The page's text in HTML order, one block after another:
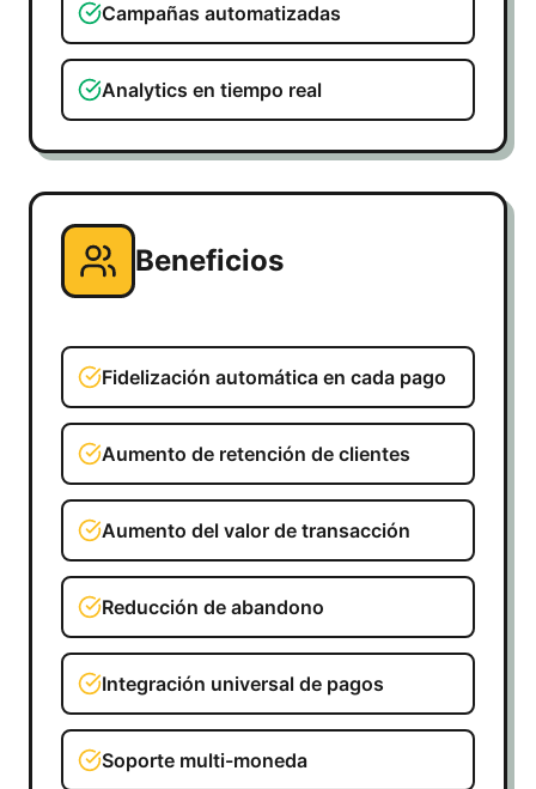
Campañas automatizadas
Analytics en tiempo real
Beneficios
Fidelización automática en cada pago
Aumento de retención de clientes
Aumento del valor de transacción
Reducción de abandono
Integración universal de pagos
Soporte multi-moneda